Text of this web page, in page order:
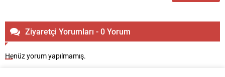
Ziyaretçi Yorumları - 0 Yorum
Henüz yorum yapılmamış.